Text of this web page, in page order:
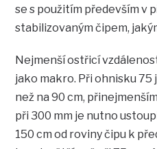
se s použitím především v
stabilizovaným čipem,
Nejmenší ostřicí
jako makro. Při ohnisku
než na 90 cm,
při 300 mm je nutno
150 cm od roviny čipu k